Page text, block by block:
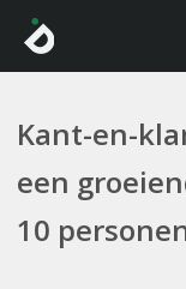
Kant-en-
een
10